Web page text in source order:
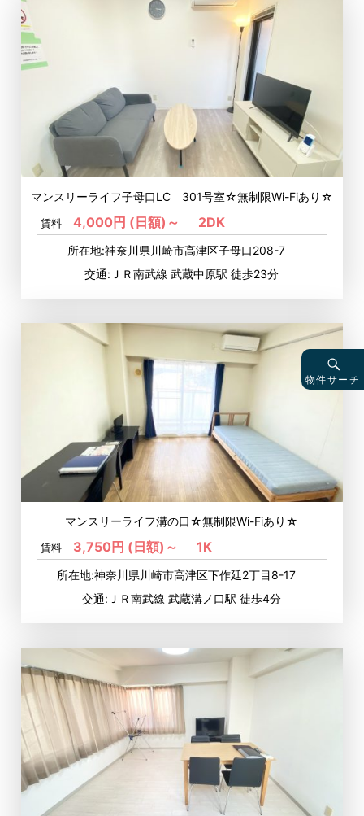
マンスリーライフ子母口LC 301号室☆無制限Wi-Fiあり☆
賃料 4,000円 (日額)～ 2DK
所在地:神奈川県川崎市高津区子母口208-7
交通:ＪＲ南武線 武蔵中原駅 徒歩23分
マンスリーライフ溝の口☆無制限Wi-Fiあり☆
賃料 3,750円 (日額)～ 1K
所在地:神奈川県川崎市高津区下作延2丁目8-17
交通:ＪＲ南武線 武蔵溝ノ口駅 徒歩4分
物件サーチ